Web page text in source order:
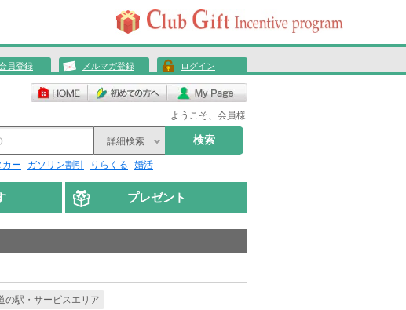
員登録 メルマガ登録 ログイン
ようこそ、会員様
詳細検索 検索
カー ガソリン割引 りらくる 婚活
プレゼント
の駅・サービスエリア